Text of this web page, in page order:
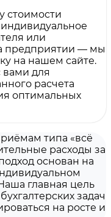
стоимости
индивидуальное
или
предприятии — мы
на нашем сайте.
вами для
расчета
оптимальных
типа «всё
расходы за
основан на
главная цель
задач
на росте и